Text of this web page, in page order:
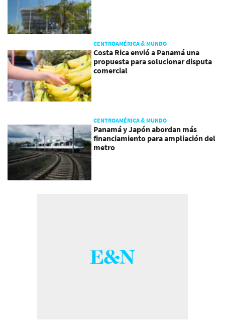
CENTROAMÉRICA & MUNDO
Costa Rica envió a Panamá una
propuesta para solucionar disputa
comercial
CENTROAMÉRICA & MUNDO
Panamá y Japón abordan más
financiamiento para ampliación del
metro